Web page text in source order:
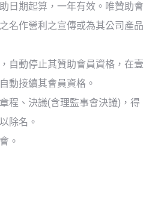
日期起算，一年有效。唯贊助會
名作營利之宣傳或為其公司產品
自動停止其贊助會員資格，在壹
動接續其會員資格。
程、決議(含理監事會決議)，得
除名。
。